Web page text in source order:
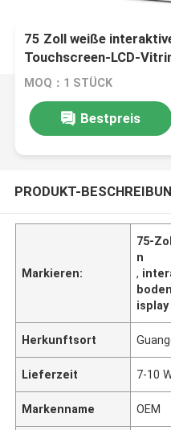
75 Zoll weiße
Touchscreen-LCD-
MOQ：1 STÜCK
Bestpreis
PRODUKT-
Markieren:
75-
n
,
isplay
Herkunftsort
Lieferzeit 7-10
Markenname OEM